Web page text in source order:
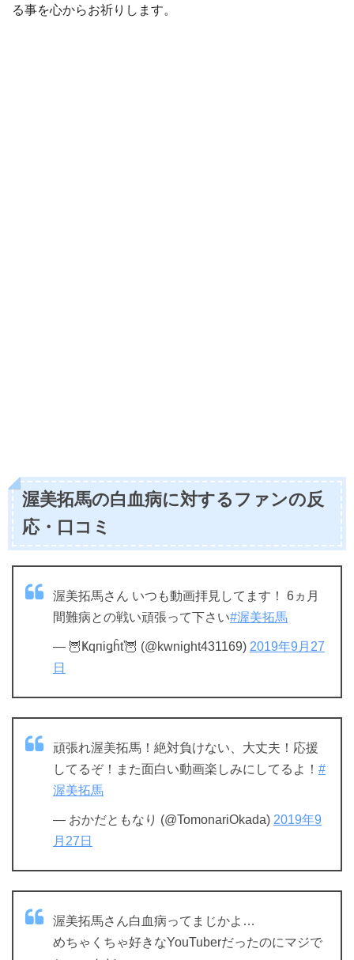
る事を心からお祈りします。
渥美拓馬の白血病に対するファンの反
応・口コミ
渥美拓馬さん いつも動画拝見してます！ 6ヵ月
間難病との戦い頑張って下さい#渥美拓馬
— 🦉Ҝqпіǥĥť🦉 (@kwnight431169) 2019年9月27
日
頑張れ渥美拓馬！絶対負けない、大丈夫！応援
してるぞ！また面白い動画楽しみにしてるよ！ #
渥美拓馬
— おかだともなり (@TomonariOkada) 2019年9
月27日
渥美拓馬さん白血病ってまじかよ…
めちゃくちゃ好きなYouTuberだったのにマジで